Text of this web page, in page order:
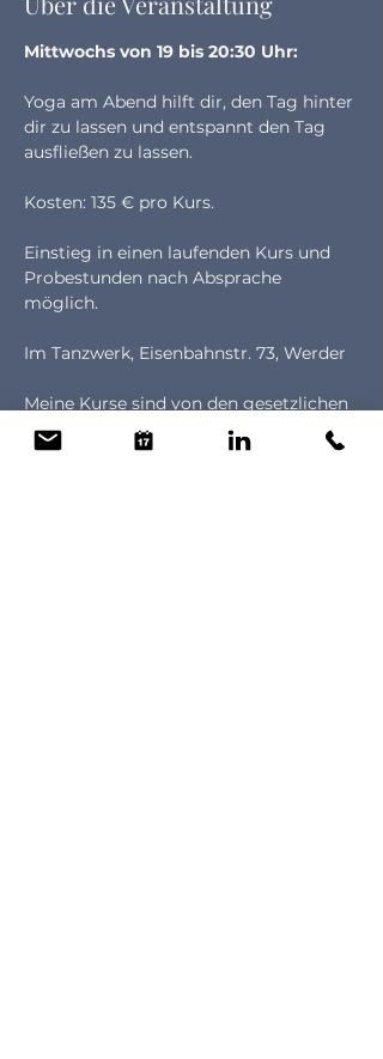
Mittwochs von 19 bis 20:30 Uhr:
Yoga am Abend hilft dir, den Tag hinter
dir zu lassen und entspannt den Tag
ausfließen zu lassen.
Kosten: 135 € pro Kurs.
Einstieg in einen laufenden Kurs und
Probestunden nach Absprache
möglich.
Im Tanzwerk, Eisenbahnstr. 73, Werder
Meine Kurse sind von den gesetzlichen
Krankenkassen als Präventionskurs
nach §20 (SGBV) anerkannt und